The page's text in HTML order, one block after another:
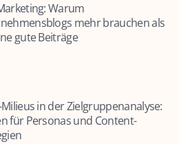
Warum
mehr brauchen als
gute Beiträge
in der Zielgruppenanalyse:
für Personas und Content-